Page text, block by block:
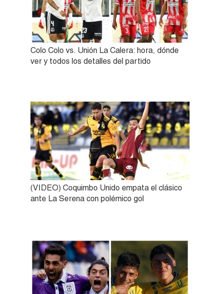
Colo Colo vs. Unión La Calera: hora, dónde
ver y todos los detalles del partido
(VIDEO) Coquimbo Unido empata el clásico
ante La Serena con polémico gol